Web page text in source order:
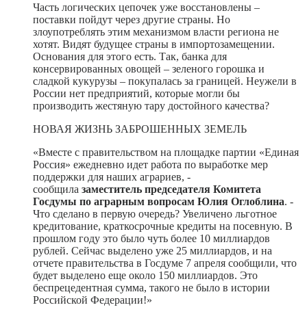
Часть логических цепочек уже восстановлены –
поставки пойдут через другие страны. Но
злоупотреблять этим механизмом власти региона не
хотят. Видят будущее страны в импортозамещении.
Основания для этого есть. Так, банка для
консервированных овощей – зеленого горошка и
сладкой кукурузы – покупалась за границей. Неужели в
России нет предприятий, которые могли бы
производить жестяную тару достойного качества?
НОВАЯ ЖИЗНЬ ЗАБРОШЕННЫХ ЗЕМЕЛЬ
«Вместе с правительством на площадке партии «Единая
Россия» ежедневно идет работа по выработке мер
поддержки для наших аграриев, -
сообщила заместитель председателя Комитета
Госдумы по аграрным вопросам Юлия Оглоблина. -
Что сделано в первую очередь? Увеличено льготное
кредитование, краткосрочные кредиты на посевную. В
прошлом году это было чуть более 10 миллиардов
рублей. Сейчас выделено уже 25 миллиардов, и на
отчете правительства в Госдуме 7 апреля сообщили, что
будет выделено еще около 150 миллиардов. Это
беспрецедентная сумма, такого не было в истории
Российской Федерации!»